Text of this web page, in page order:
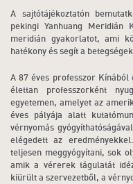
A sajtótájékoztatón
pekingi Yanhuang Meridián
meridián gyakorlatot, ami
hatékony és segít a
A 87 éves professzor
élettan professzorként
egyetemen, amelyet az
éves pályája alatt
vérnyomás
elégedett az
teljesen meggyógyítani, sok
amik a vérerek tágulatát
kiürült a szervezetből, a